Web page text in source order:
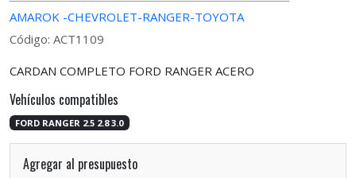
AMAROK -CHEVROLET-RANGER-TOYOTA
Código: ACT1109
CARDAN COMPLETO FORD RANGER ACERO
Vehículos compatibles
FORD RANGER 2.5 2.8 3.0
Agregar al presupuesto